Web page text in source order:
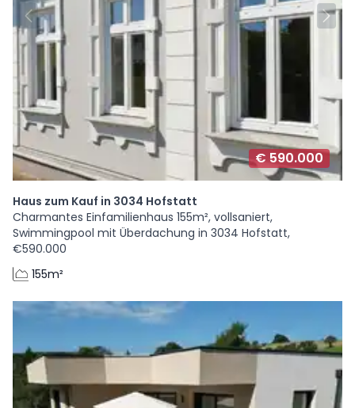
€ 590.000
Haus zum Kauf in 3034 Hofstatt
Charmantes Einfamilienhaus 155m², vollsaniert,
Swimmingpool mit Überdachung in 3034 Hofstatt,
€590.000
155m²